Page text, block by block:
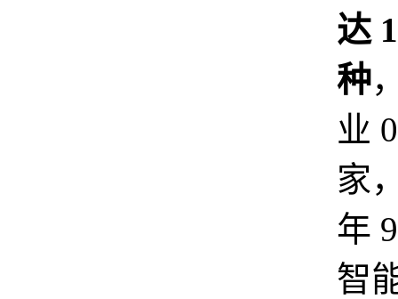
达
种
业
家
年
智